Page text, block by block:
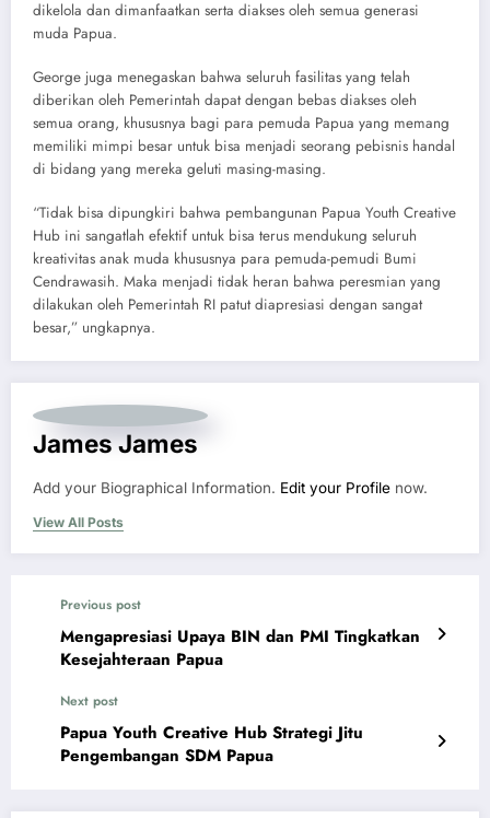
dikelola dan dimanfaatkan serta diakses oleh semua generasi
muda Papua.
George juga menegaskan bahwa seluruh fasilitas yang telah
diberikan oleh Pemerintah dapat dengan bebas diakses oleh
semua orang, khususnya bagi para pemuda Papua yang memang
memiliki mimpi besar untuk bisa menjadi seorang pebisnis handal
di bidang yang mereka geluti masing-masing.
“Tidak bisa dipungkiri bahwa pembangunan Papua Youth Creative
Hub ini sangatlah efektif untuk bisa terus mendukung seluruh
kreativitas anak muda khususnya para pemuda-pemudi Bumi
Cendrawasih. Maka menjadi tidak heran bahwa peresmian yang
dilakukan oleh Pemerintah RI patut diapresiasi dengan sangat
besar,” ungkapnya.
James James
Add your Biographical Information. Edit your Profile now.
View All Posts
Previous post
Mengapresiasi Upaya BIN dan PMI Tingkatkan
Kesejahteraan Papua
Next post
Papua Youth Creative Hub Strategi Jitu
Pengembangan SDM Papua